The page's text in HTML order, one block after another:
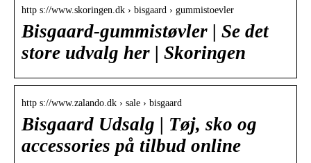
http s://www.skoringen.dk › bisgaard › gummistoevler
Bisgaard-gummistøvler | Se det
store udvalg her | Skoringen
http s://www.zalando.dk › sale › bisgaard
Bisgaard Udsalg | Tøj, sko og
accessories på tilbud online